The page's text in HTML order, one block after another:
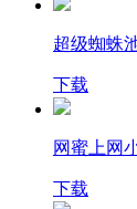
超级蜘蛛
下载
网蜜上网
下载